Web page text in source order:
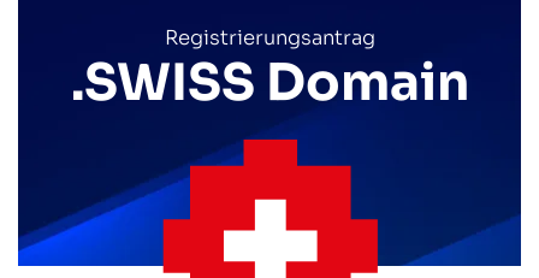
Registrierungsantrag
.SWISS Domain